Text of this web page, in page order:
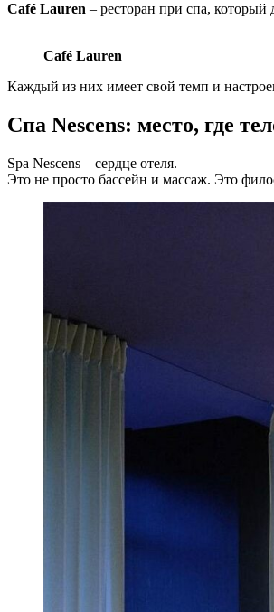
Café Lauren – ресторан при спа, который
Café Lauren
Каждый из них имеет свой темп и
Спа Nescens: место, где
Spa Nescens – сердце отеля.
Это не просто бассейн и массаж. Это